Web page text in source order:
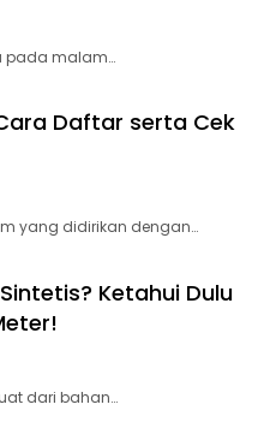
pada malam…
Daftar serta Cek
yang didirikan dengan…
Ketahui Dulu
dari bahan…